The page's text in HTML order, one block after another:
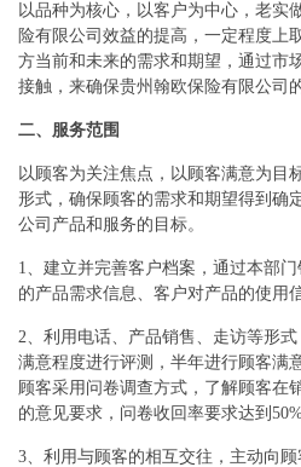
以品种为核心，以客户为中心，老实
险有限公司效益的提高，一定程度上
方当前和未来的需求和期望，通过市
接触，来确保贵州翰欧保险有限公司
二、服务范围
以顾客为关注焦点，以顾客满意为目
形式，确保顾客的需求和期望得到确
公司产品和服务的目标。
1、建立并完善客户档案，通过本部
的产品需求信息、客户对产品的使用
2、利用电话、产品销售、走访等形
满意程度进行评测，半年进行顾客满
顾客采用问卷调查方式，了解顾客在
的意见要求，问卷收回率要求达到
3、利用与顾客的相互交往，主动向